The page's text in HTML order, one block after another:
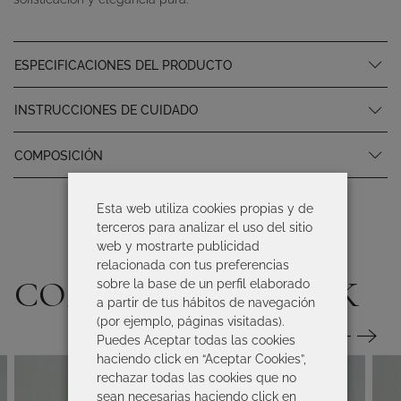
ESPECIFICACIONES DEL PRODUCTO
INSTRUCCIONES DE CUIDADO
COMPOSICIÓN
COMPLETA TU LOOK
Esta web utiliza cookies propias y de
terceros para analizar el uso del sitio
web y mostrarte publicidad
relacionada con tus preferencias
sobre la base de un perfil elaborado
a partir de tus hábitos de navegación
(por ejemplo, páginas visitadas).
Puedes Aceptar todas las cookies
haciendo click en “Aceptar Cookies”,
rechazar todas las cookies que no
sean necesarias haciendo click en